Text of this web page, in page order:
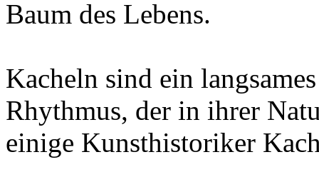
Baum des Lebens.
Kacheln sind ein
Rhythmus, der in ihrer
einige Kunsthistoriker